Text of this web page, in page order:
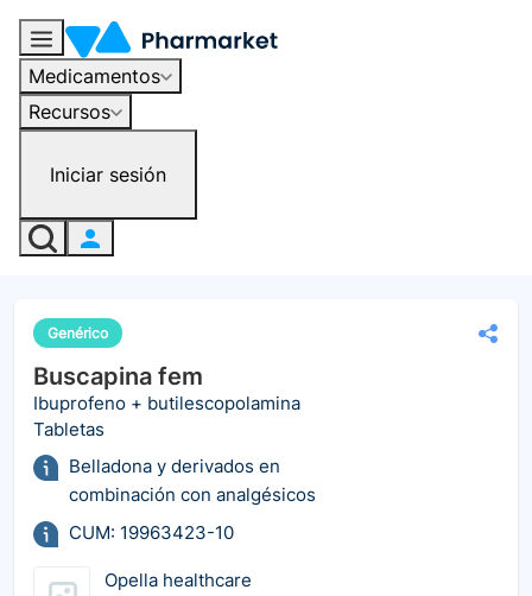
Medicamentos
Recursos
Iniciar sesión
Genérico
Buscapina fem
Ibuprofeno + butilescopolamina
Tabletas
Belladona y derivados en
combinación con analgésicos
CUM: 19963423-10
Opella healthcare